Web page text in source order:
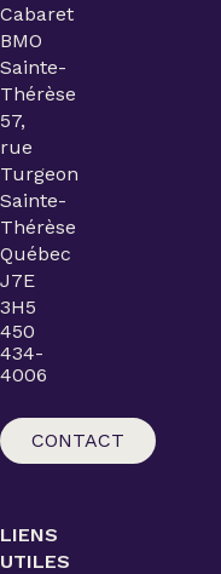
Cabaret
BMO
Sainte-
Thérèse
57,
rue
Turgeon
Sainte-
Thérèse
Québec
J7E
3H5
450
434-
4006
CONTACT
LIENS
UTILES